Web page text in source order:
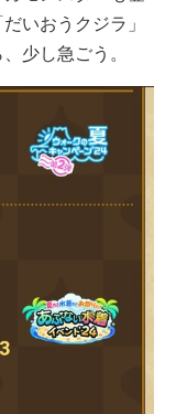
いおうクジラ」
少し急ごう。